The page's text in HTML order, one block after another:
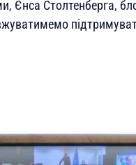
Єнса Столтенберга,